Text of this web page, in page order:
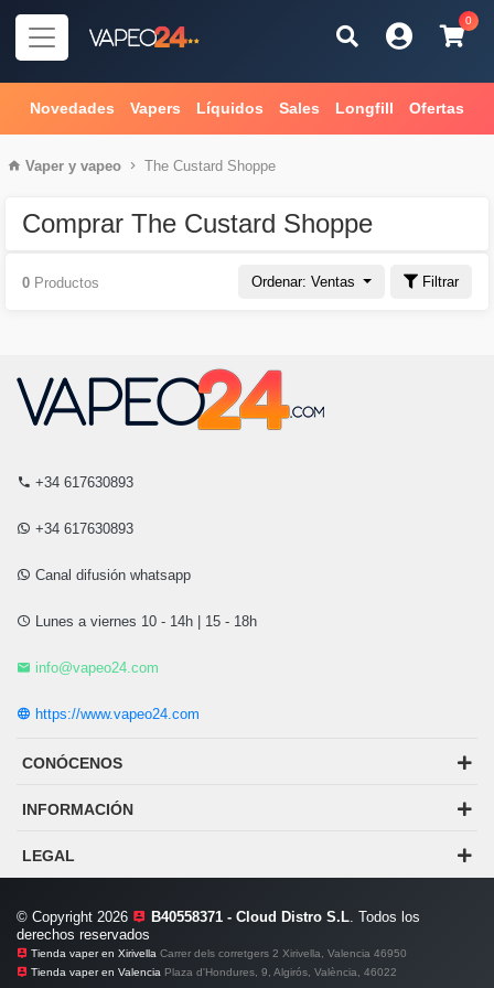
0
Novedades Vapers Líquidos Sales Longfill Ofertas
Vaper y vapeo The Custard Shoppe
Comprar The Custard Shoppe
Ordenar: Ventas Filtrar
0 Productos
+34 617630893
+34 617630893
Canal difusión whatsapp
Lunes a viernes 10 - 14h | 15 - 18h
info@vapeo24.com
https://www.vapeo24.com
CONÓCENOS
INFORMACIÓN
LEGAL
© Copyright 2026 B40558371 - Cloud Distro S.L. Todos los
derechos reservados
Tienda vaper en Xirivella Carrer dels corretgers 2 Xirivella, Valencia 46950
Tienda vaper en Valencia Plaza d'Hondures, 9, Algirós, València, 46022